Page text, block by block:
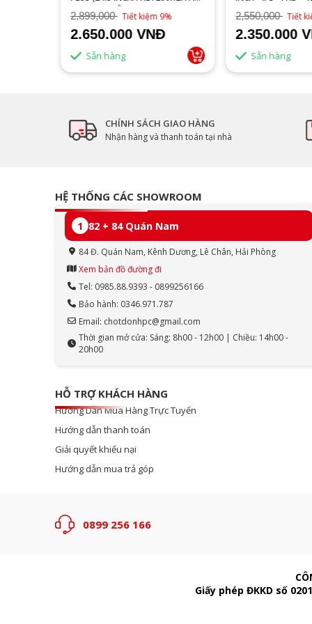
IPS/1MS/PHẲNG)
2,899,000 Tiết kiệm 9%
2.650.000 VNĐ
Sẵn hàng
2,550,000 Tiết
2.350.000
Sẵn hàng
CHÍNH SÁCH GIAO HÀNG
Nhận hàng và thanh toán tại nhà
HỆ THỐNG CÁC SHOWROOM
1 82 + 84 Quán Nam
84 Đ. Quán Nam, Kênh Dương, Lê Chân, Hải Phòng
Xem bản đồ đường đi
Tel: 0985.88.9393 - 0899256166
Bảo hành: 0346.971.787
Email: chotdonhpc@gmail.com
Thời gian mở cửa: Sáng: 8h00 - 12h00 | Chiều: 14h00 -
20h00
HỖ TRỢ KHÁCH HÀNG
Hướng Dẫn Mua Hàng Trực Tuyến
Hướng dẫn thanh toán
Giải quyết khiếu nại
Hướng dẫn mua trả góp
0899 256 166
Giấy phép ĐKKD số